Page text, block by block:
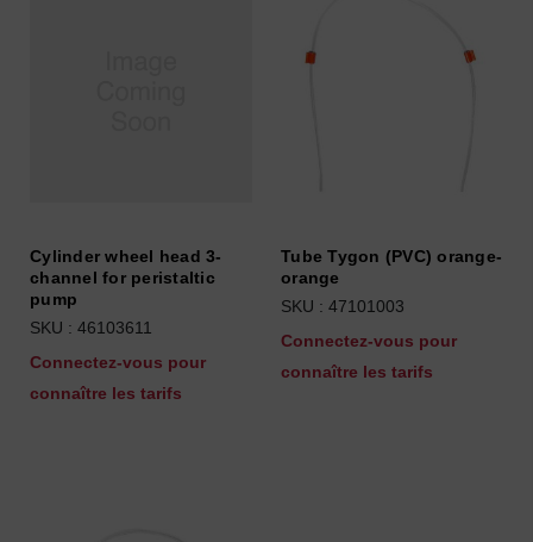
Cylinder wheel head 3-
channel for peristaltic
pump
SKU : 46103611
Connectez-vous pour
connaître les tarifs
Tube Tygon (PVC) orange-
orange
SKU : 47101003
Connectez-vous pour
connaître les tarifs